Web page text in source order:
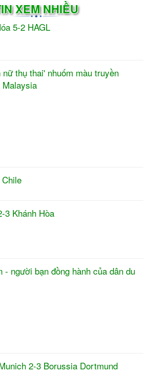
XEM NHIỀU
5-2 HAGL
nữ thụ thai' nhuốm màu truyền
3 Khánh Hòa
- người bạn đồng hành của dân du
2-3 Borussia Dortmund